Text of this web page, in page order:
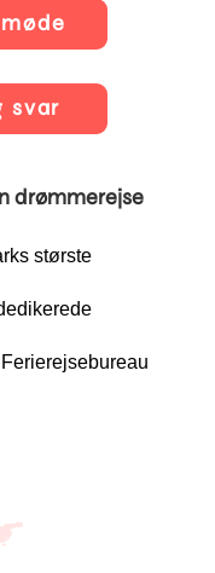
svar
drømmerejse
største